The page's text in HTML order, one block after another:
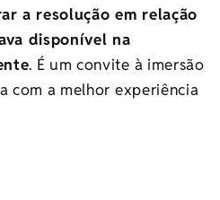
a resolução em relação
disponível na
. É um convite à imersão
com a melhor experiência